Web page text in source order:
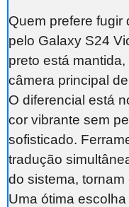
Quem prefere
pelo Galaxy S24
preto está
câmera principal
O diferencial está
cor vibrante sem
sofisticado.
tradução
do sistema,
Uma ótima